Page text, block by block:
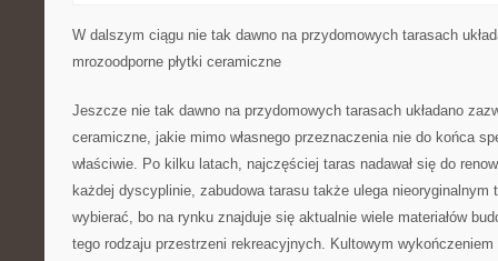
W dalszym ciągu nie tak dawno na przydomowych tarasach
mrozoodporne płytki ceramiczne
Jeszcze nie tak dawno na przydomowych tarasach układano
ceramiczne, jakie mimo własnego przeznaczenia nie do końca
właściwie. Po kilku latach, najczęściej taras nadawał się do
każdej dyscyplinie, zabudowa tarasu także ulega nieoryginalnym
wybierać, bo na rynku znajduje się aktualnie wiele materiałów
tego rodzaju przestrzeni rekreacyjnych. Kultowym